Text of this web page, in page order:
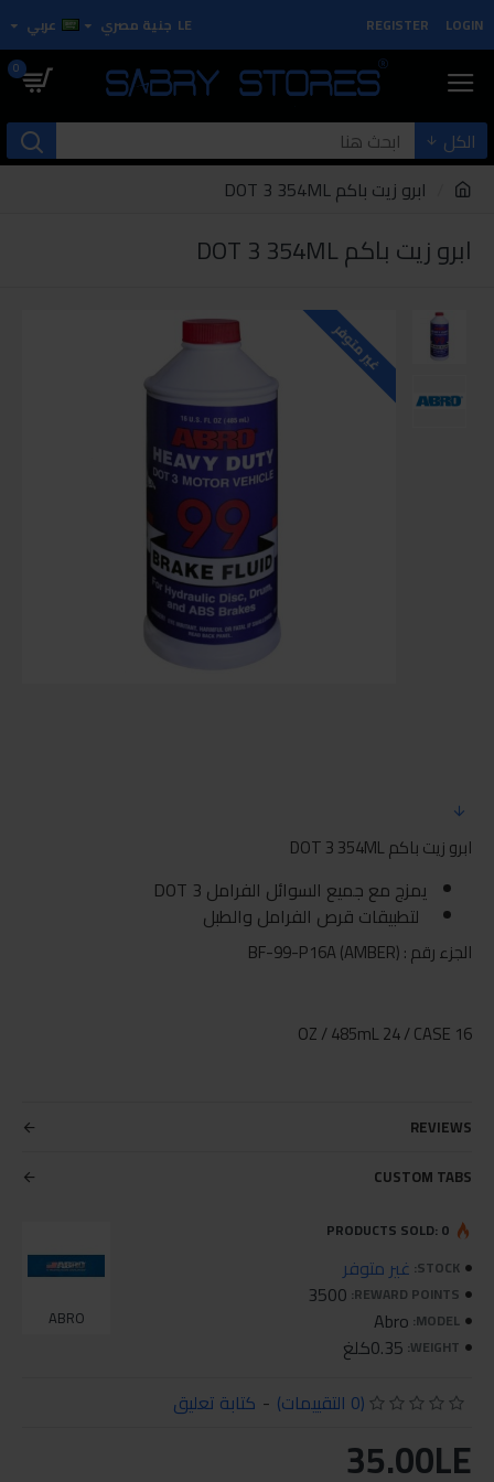
LOGIN
REGISTER
LE جنية مصري عربي
0
الكل
ابرو زيت باكم DOT 3 354ML
ابرو زيت باكم DOT 3 354ML
غير متوفر
ابرو زيت باكم DOT 3 354ML
يمزج مع جميع السوائل الفرامل DOT 3
لتطبيقات قرص الفرامل والطبل
الجزء رقم : BF-99-P16A (AMBER)
16 OZ / 485mL 24 / CASE
REVIEWS
CUSTOM TABS
STOCK: غير متوفر
REWARD POINTS:
3500
MODEL:
Abro
WEIGHT: 0.35كلغ
ABRO
PRODUCTS SOLD: 0
(0 التقييمات) - كتابة تعليق
35.00LE